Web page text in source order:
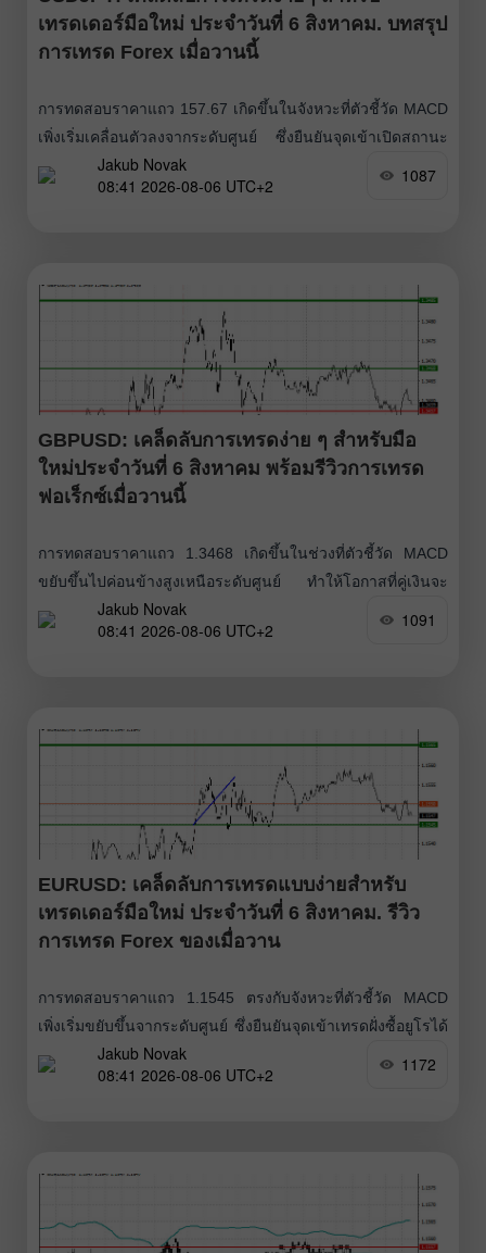
เทรดเดอร์มือใหม่ ประจำวันที่ 6 สิงหาคม. บทสรุป
การเทรด Forex เมื่อวานนี้
การทดสอบราคาแถว 157.67 เกิดขึ้นในจังหวะที่ตัวชี้วัด MACD
เพิ่งเริ่มเคลื่อนตัวลงจากระดับศูนย์ ซึ่งยืนยันจุดเข้าเปิดสถานะ
ขายดอลลาร์ที่ถูกต้อง ส่งผลให้คู่เงินร่วงลงไปเกือบ 30 จุด (pips)
ข้อมูลเศรษฐกิจสหรัฐฯ เมื่อวานนี้กดดันค่าเงินดอลลาร์และ
Jakub Novak
08:41 2026-08-06 UTC+2
1087
GBPUSD: เคล็ดลับการเทรดง่าย ๆ สำหรับมือ
ใหม่ประจำวันที่ 6 สิงหาคม พร้อมรีวิวการเทรด
ฟอเร็กซ์เมื่อวานนี้
การทดสอบราคาแถว 1.3468 เกิดขึ้นในช่วงที่ตัวชี้วัด MACD
ขยับขึ้นไปค่อนข้างสูงเหนือระดับศูนย์ ทำให้โอกาสที่คู่เงินจะ
ปรับตัวขึ้นต่อมีจำกัด ด้วยเหตุนี้ผมจึงไม่เข้าซื้อเงินปอนด์ เมื่อ
วานนี้เงินปอนด์ปรับตัวขึ้นจากข่าวรายงาน ADP ที่ออกมาค่อน
Jakub Novak
08:41 2026-08-06 UTC+2
1091
EURUSD: เคล็ดลับการเทรดแบบง่ายสำหรับ
เทรดเดอร์มือใหม่ ประจำวันที่ 6 สิงหาคม. รีวิว
การเทรด Forex ของเมื่อวาน
การทดสอบราคาแถว 1.1545 ตรงกับจังหวะที่ตัวชี้วัด MACD
เพิ่งเริ่มขยับขึ้นจากระดับศูนย์ ซึ่งยืนยันจุดเข้าเทรดฝั่งซื้อยูโรได้
อย่างถูกต้อง ส่งผลให้คู่เงินดีดตัวขึ้นมาได้ 15 pips รายงาน
ตัวเลขกิจกรรมทางธุรกิจของสหรัฐฯ ที่ออกมาแข็งแกร่งเมื่อวาน
Jakub Novak
08:41 2026-08-06 UTC+2
1172